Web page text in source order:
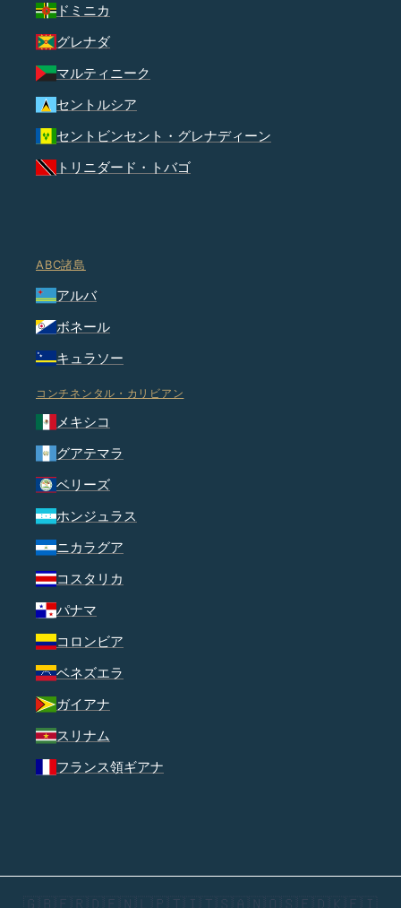
ドミニカ
グレナダ
マルティニーク
セントルシア
セントビンセント・グレナディーン
トリニダード・トバゴ
ABC諸島
アルバ
ボネール
キュラソー
コンチネンタル・カリビアン
メキシコ
グアテマラ
ベリーズ
ホンジュラス
ニカラグア
コスタリカ
パナマ
コロンビア
ベネズエラ
ガイアナ
スリナム
フランス領ギアナ
🇬🇧 🇫🇷 🇩🇪 🇳🇱 🇵🇹 🇮🇹 🇸🇦 🇳🇴 🇸🇪 🇩🇰 🇫🇮